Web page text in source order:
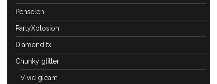
Penselen
PartyXplosion
Diamond fx
Chunky glitter
Vivid gleam